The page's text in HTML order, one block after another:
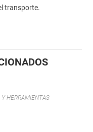
transporte.
HERRAMIENTAS